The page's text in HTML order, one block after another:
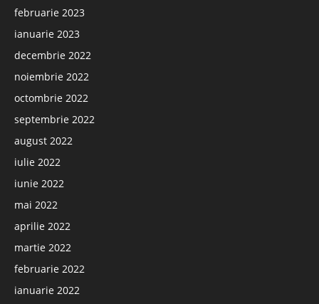
februarie 2023
ianuarie 2023
decembrie 2022
noiembrie 2022
octombrie 2022
septembrie 2022
august 2022
iulie 2022
iunie 2022
mai 2022
aprilie 2022
martie 2022
februarie 2022
ianuarie 2022